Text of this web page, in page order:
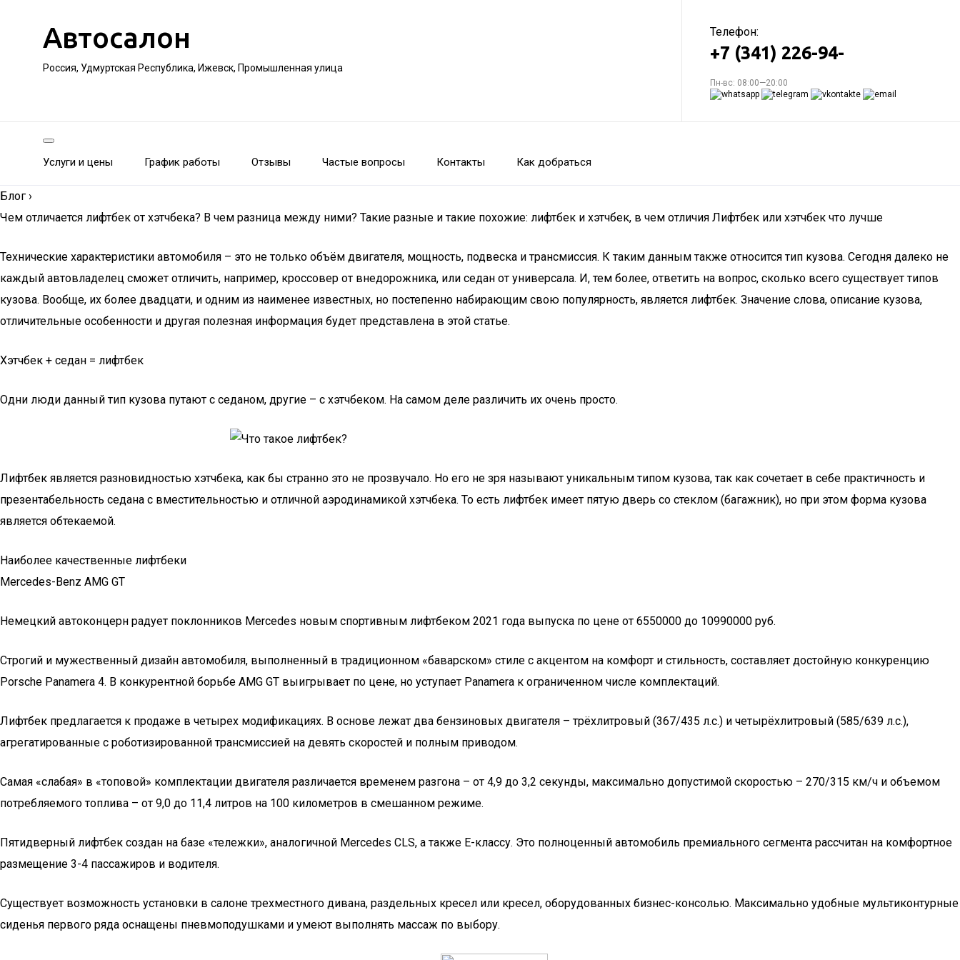
Автосалон
Россия, Удмуртская Республика, Ижевск, Промышленная улица
Телефон:
+7 (341) 226-94-
Пн-вс: 08:00—20:00
Услуги и цены График работы Отзывы Частые вопросы Контакты Как добраться
Блог ›
Чем отличается лифтбек от хэтчбека? В чем разница между ними? Такие разные и такие похожие: лифтбек и хэтчбек, в чем отличия Лифтбек или хэтчбек что лучше
Технические характеристики автомобиля – это не только объём двигателя, мощность, подвеска и трансмиссия. К таким данным также относится тип кузова. Сегодня далеко не
каждый автовладелец сможет отличить, например, кроссовер от внедорожника, или седан от универсала. И, тем более, ответить на вопрос, сколько всего существует типов
кузова. Вообще, их более двадцати, и одним из наименее известных, но постепенно набирающим свою популярность, является лифтбек. Значение слова, описание кузова,
отличительные особенности и другая полезная информация будет представлена в этой статье.
Хэтчбек + седан = лифтбек
Одни люди данный тип кузова путают с седаном, другие – с хэтчбеком. На самом деле различить их очень просто.
Лифтбек является разновидностью хэтчбека, как бы странно это не прозвучало. Но его не зря называют уникальным типом кузова, так как сочетает в себе практичность и
презентабельность седана с вместительностью и отличной аэродинамикой хэтчбека. То есть лифтбек имеет пятую дверь со стеклом (багажник), но при этом форма кузова
является обтекаемой.
Наиболее качественные лифтбеки
Mercedes-Benz AMG GT
Немецкий автоконцерн радует поклонников Mercedes новым спортивным лифтбеком 2021 года выпуска по цене от 6550000 до 10990000 руб.
Строгий и мужественный дизайн автомобиля, выполненный в традиционном «баварском» стиле с акцентом на комфорт и стильность, составляет достойную конкуренцию
Porsche Panamera 4. В конкурентной борьбе AMG GT выигрывает по цене, но уступает Panamera к ограниченном числе комплектаций.
Лифтбек предлагается к продаже в четырех модификациях. В основе лежат два бензиновых двигателя – трёхлитровый (367/435 л.с.) и четырёхлитровый (585/639 л.с.),
агрегатированные с роботизированной трансмиссией на девять скоростей и полным приводом.
Самая «слабая» в «топовой» комплектации двигателя различается временем разгона – от 4,9 до 3,2 секунды, максимально допустимой скоростью – 270/315 км/ч и объемом
потребляемого топлива – от 9,0 до 11,4 литров на 100 километров в смешанном режиме.
Пятидверный лифтбек создан на базе «тележки», аналогичной Mercedes CLS, а также Е-классу. Это полноценный автомобиль премиального сегмента рассчитан на комфортное
размещение 3-4 пассажиров и водителя.
Существует возможность установки в салоне трехместного дивана, раздельных кресел или кресел, оборудованных бизнес-консолью. Максимально удобные мультиконтурные
сиденья первого ряда оснащены пневмоподушками и умеют выполнять массаж по выбору.